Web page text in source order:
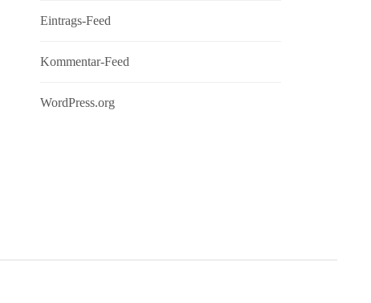
Eintrags-Feed
Kommentar-Feed
WordPress.org